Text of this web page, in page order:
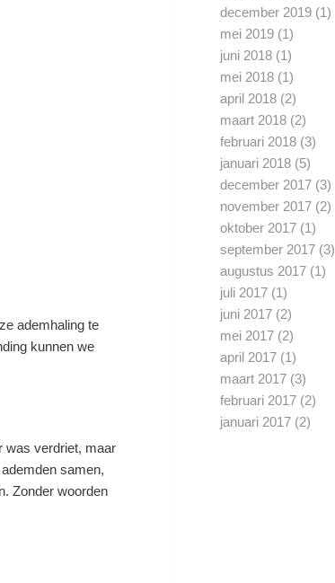
ademhaling te
kunnen we
was verdriet, maar
samen,
Zonder woorden
december 2019 (1)
mei 2019 (1)
juni 2018 (1)
mei 2018 (1)
april 2018 (2)
maart 2018 (2)
februari 2018 (3)
januari 2018 (5)
december 2017 (3)
november 2017 (2)
oktober 2017 (1)
september 2017 (3)
augustus 2017 (1)
juli 2017 (1)
juni 2017 (2)
mei 2017 (2)
april 2017 (1)
maart 2017 (3)
februari 2017 (2)
januari 2017 (2)